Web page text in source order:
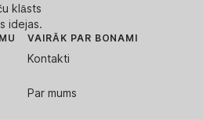
klāsts
idejas.
VAIRĀK PAR BONAMI
Kontakti
Par mums